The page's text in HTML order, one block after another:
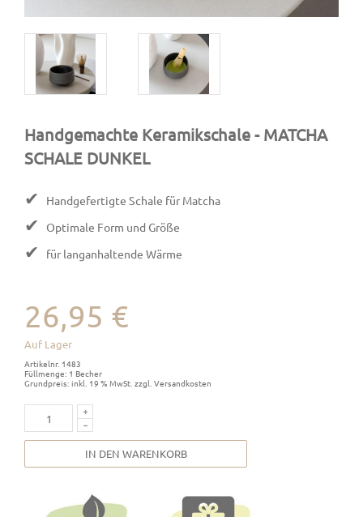
Handgemachte Keramikschale - MATCHA
SCHALE DUNKEL
✔ Handgefertigte Schale für Matcha
✔ Optimale Form und Größe
✔ für langanhaltende Wärme
26,95 €
Auf Lager
Artikelnr. 1483
Füllmenge: 1 Becher
Grundpreis: inkl. 19 % MwSt. zzgl. Versandkosten
IN DEN WARENKORB